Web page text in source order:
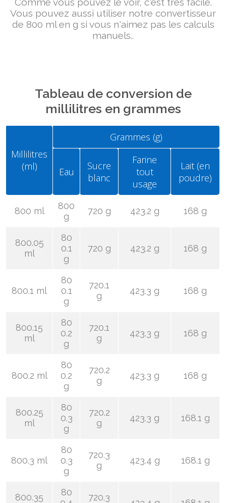
Vous pouvez aussi utiliser notre convertisseur
de 800 ml en g si vous n'aimez pas les calculs
manuels..
Tableau de conversion de
millilitres en grammes
Millilitres
(ml)
Grammes (g)
Eau
Sucre
blanc
Farine
tout
usage
Lait (en
poudre)
800 ml
800
g
720 g 423.2 g 168 g
800.05
ml
80
0.1
g
720 g 423.2 g 168 g
800.1 ml
80
0.1
g
720.1
g
423.3 g 168 g
800.15
ml
80
0.2
g
720.1
g
423.3 g 168 g
800.2 ml
80
0.2
g
720.2
g
423.3 g 168 g
800.25
ml
80
0.3
g
720.2
g
423.3 g 168.1 g
800.3 ml
80
0.3
g
720.3
g
423.4 g 168.1 g
800.35
80
720.3